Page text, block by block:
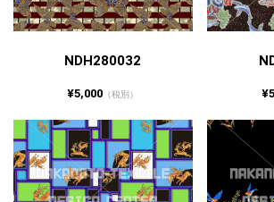
NDH280032
¥5,000 （税別）